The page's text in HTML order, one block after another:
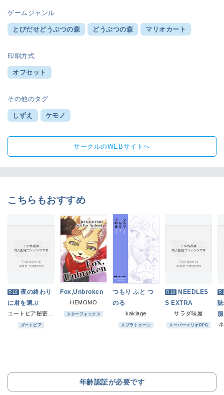
ゲームジャンル
とびだせどうぶつの森 どうぶつの森 マリオカート
印刷方式
オフセット
その他のタグ
しずえ ケモノ
サークルのWEBサイトへ
こちらもおすすめ
R18 夜の終わり
に君を選ぶ
ズートピア
Fox,Unbroken
HEMOMO
スターフォックス
つもり ふと つ
のる
kakiage
スプラトゥーン
R18 NEEDLES
S EXTRA
サラダ味屋
スーパーマリオRPG
年齢認証が必要です